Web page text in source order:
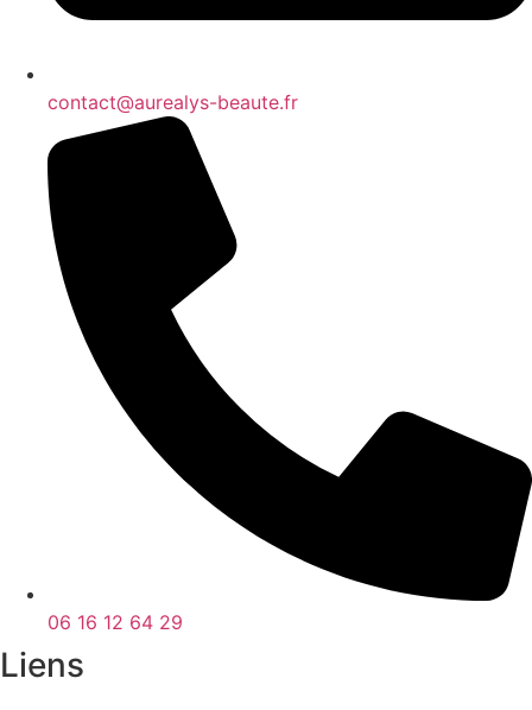
contact@aurealys-beaute.fr
06 16 12 64 29
Liens